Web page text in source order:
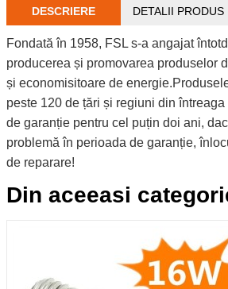
DESCRIERE DETALII PRODUS
Fondată în 1958, FSL s-a angajat
producerea și promovarea produselor
și economisitoare de
peste 120 de țări și regiuni din întreaga
de garanție pentru cel puțin doi ani,
problemă în perioada de garanție,
de reparare!
Din aceeasi